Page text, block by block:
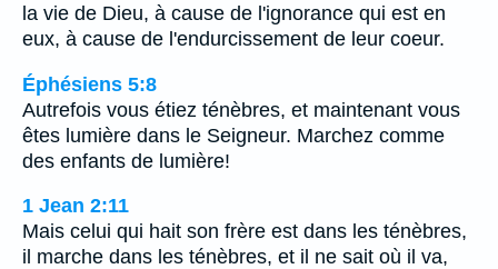
la vie de Dieu, à cause de l'ignorance qui est en
eux, à cause de l'endurcissement de leur coeur.
Éphésiens 5:8
Autrefois vous étiez ténèbres, et maintenant vous
êtes lumière dans le Seigneur. Marchez comme
des enfants de lumière!
1 Jean 2:11
Mais celui qui hait son frère est dans les ténèbres,
il marche dans les ténèbres, et il ne sait où il va,